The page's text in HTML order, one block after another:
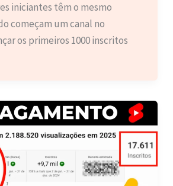
iniciantes têm o mesmo
começam um canal no
os primeiros 1000 inscritos